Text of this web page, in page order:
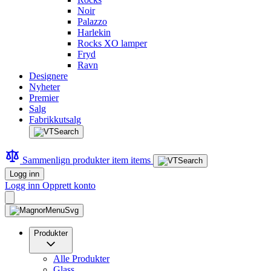
Noir
Palazzo
Harlekin
Rocks XO lamper
Fryd
Ravn
Designere
Nyheter
Premier
Salg
Fabrikkutsalg
Sammenlign produkteritem items
Logg inn
Logg inn Opprett konto
Produkter
Alle Produkter